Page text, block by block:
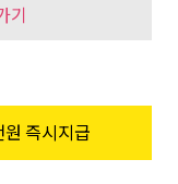
기
즉시지급